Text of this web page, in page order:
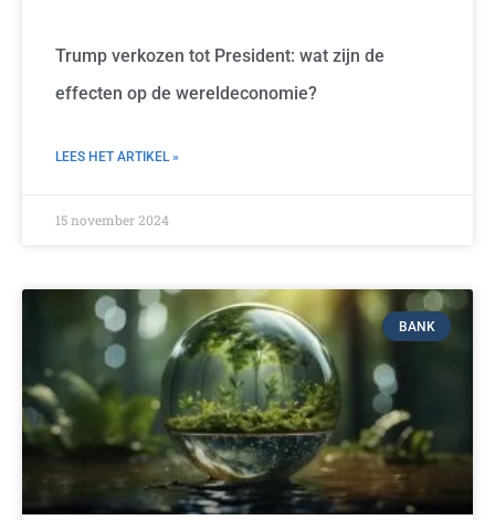
Trump verkozen tot President: wat zijn de
effecten op de wereldeconomie?
LEES HET ARTIKEL »
15 november 2024
BANK